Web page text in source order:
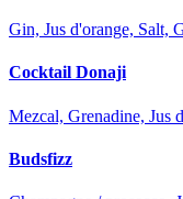
Gin, Jus d'orange, Salt,
Cocktail Donaji
Mezcal, Grenadine, Jus
Budsfizz